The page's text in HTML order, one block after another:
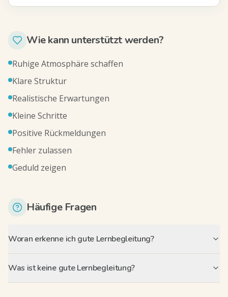
Wie kann unterstützt werden?
Ruhige Atmosphäre schaffen
Klare Struktur
Realistische Erwartungen
Kleine Schritte
Positive Rückmeldungen
Fehler zulassen
Geduld zeigen
Häufige Fragen
Woran erkenne ich gute Lernbegleitung?
Was ist keine gute Lernbegleitung?